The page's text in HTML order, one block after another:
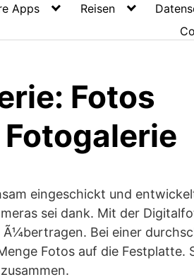
Apps Reisen
Fotos
eingeschickt und
sei dank. Mit der
Bei einer
Fotos auf die Festplatte.